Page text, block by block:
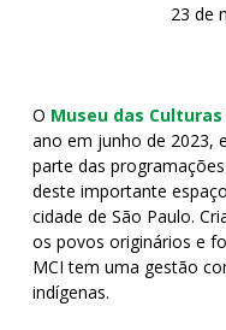
23 de
O Museu das
ano em junho de 2023,
parte das
deste importante
cidade de São Paulo.
os povos originários e
MCI tem uma gestão
indígenas.